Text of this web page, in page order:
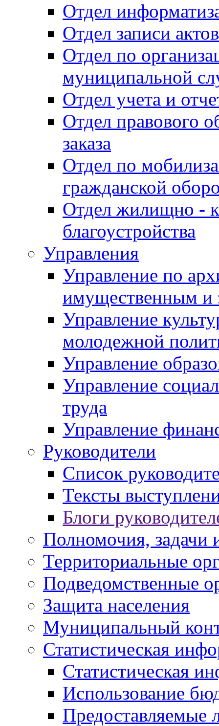
Отдел
Отдел записи
Отдел по
муниципальной
Отдел учета и
Отдел правового
заказа
Отдел по
гражданской
Отдел жилищно -
благоустройства
Управления
Управление по
имущественным и
Управление
молодежной
Управление
Управление
труда
Управление
Руководители
Список
Тексты
Блоги
Полномочия, задачи
Территориальные
Подведомственные
Защита населения
Муниципальный
Статистическая
Статистическая
Использование
Предоставляемые